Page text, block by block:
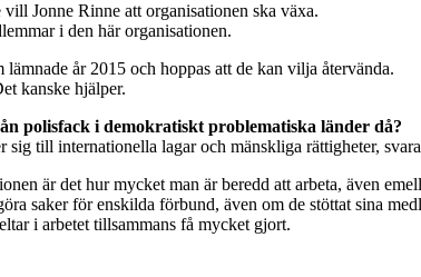
vill Jonne Rinne att organisationen ska växa.
i den här organisationen.
år 2015 och hoppas att de kan vilja återvända.
kanske hjälper.
polisfack i demokratiskt problematiska länder då?
sig till internationella lagar och mänskliga rättigheter,
är det hur mycket man är beredd att arbeta, även
saker för enskilda förbund, även om de stöttat sina
i arbetet tillsammans få mycket gjort.